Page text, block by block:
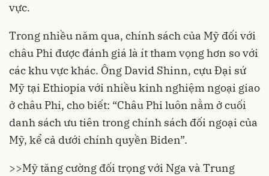
vực.
Trong nhiều năm qua, chính sách của Mỹ đối với
châu Phi được đánh giá là ít tham vọng hơn so với
các khu vực khác. Ông David Shinn, cựu Đại sứ
Mỹ tại Ethiopia với nhiều kinh nghiệm ngoại giao
ở châu Phi, cho biết: “Châu Phi luôn nằm ở cuối
danh sách ưu tiên trong chính sách đối ngoại của
Mỹ, kể cả dưới chính quyền Biden”.
>>Mỹ tăng cường đối trọng với Nga và Trung